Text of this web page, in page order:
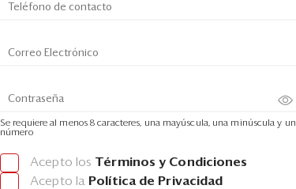
Se requiere al menos 8 caracteres, una mayúscula, una minúscula y un
número
Acepto los Términos y Condiciones
Acepto la Política de Privacidad